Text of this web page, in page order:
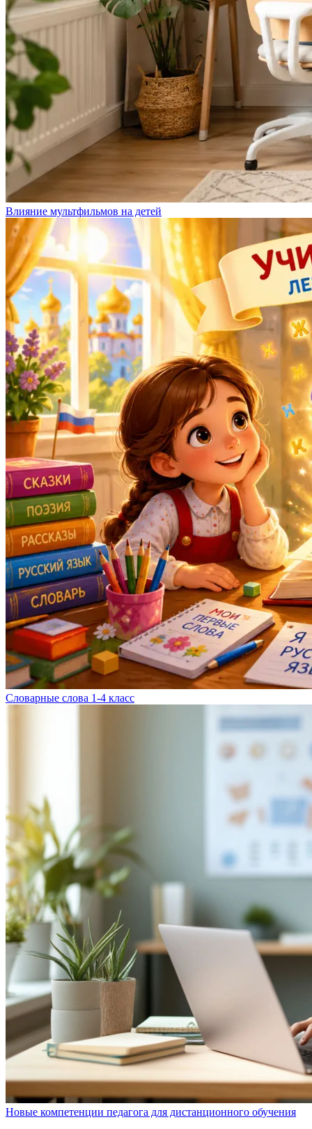
Влияние мультфильмов на детей
Словарные слова 1-4 класс
Новые компетенции педагога для дистанционного обучения